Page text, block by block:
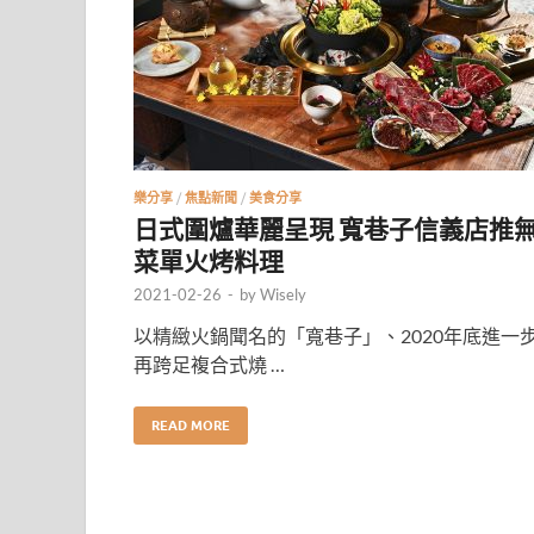
樂分享 / 焦點新聞 / 美食分享
日式圍爐華麗呈現 寬巷子信義店推
菜單火烤料理
2021-02-26 - byWisely
以精緻火鍋聞名的「寬巷子」、2020年底進一
再跨足複合式燒 …
READ MORE